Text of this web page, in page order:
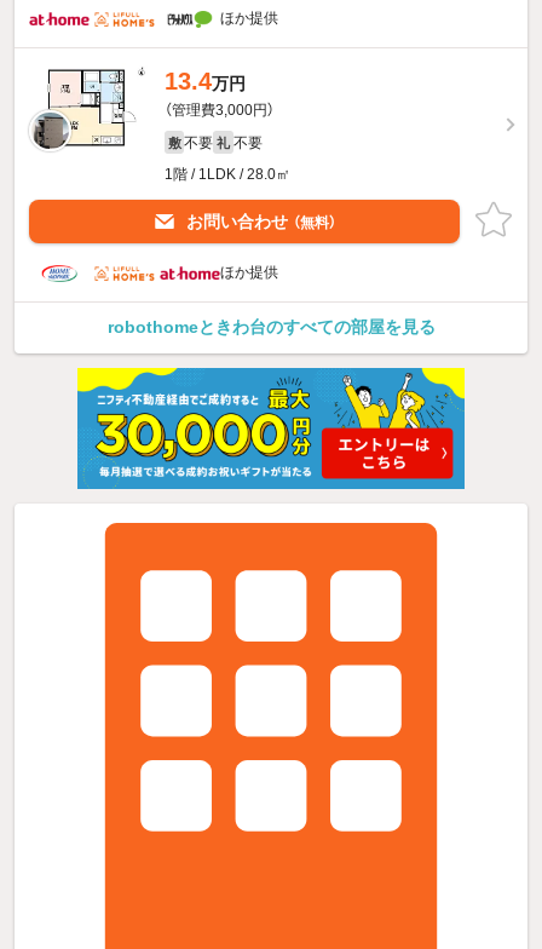
ほか提供
13.4万円
（管理費3,000円）
敷 不要 礼 不要
1階 / 1LDK / 28.0㎡
お問い合わせ （無料）
ほか提供
robothomeときわ台のすべての部屋を見る